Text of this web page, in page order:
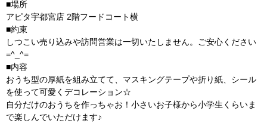
■場所
アピタ宇都宮店 2階フードコート横
■約束
しつこい売り込みや訪問営業は一切いたしません。ご安心ください
=^_^=
■内容
おうち型の厚紙を組み立てて、マスキングテープや折り紙、シール
を使って可愛くデコレーション☆
自分だけのおうちを作っちゃお！小さいお子様から小学生くらいま
で楽しんでいただけます♪